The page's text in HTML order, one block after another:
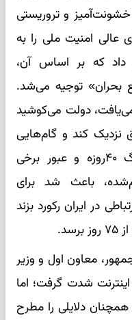
و تروریستی
عالی امنیت ملی را به
که بر اساس آن،
بحران» توجیه می‌شد.
دولت می‌کوشید
نزدیک کند و گام‌هایی
برای رفع انسداد بردارد؛ اما جنگ ۴۰روزه و عبور برخی
باعث شد برای
در ایران رکورد بزند
معاون اول و وزیر
شدت گرفت؛ اما
دلایلی را مطرح